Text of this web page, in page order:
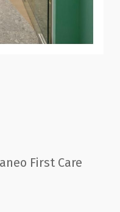
First Care